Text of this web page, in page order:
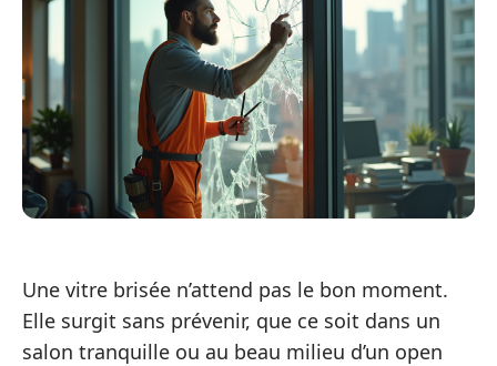
Une vitre brisée n’attend pas le bon moment.
Elle surgit sans prévenir, que ce soit dans un
salon tranquille ou au beau milieu d’un open